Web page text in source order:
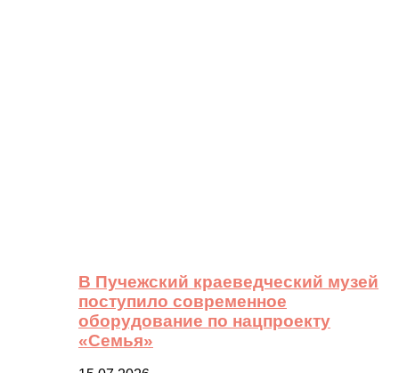
В Пучежский краеведческий музей
поступило современное
оборудование по нацпроекту
«Семья»